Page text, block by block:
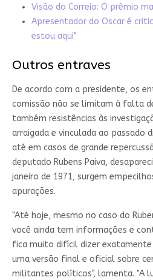
Visão do Correio: O prêmio
Apresentador do Oscar é
estou aqui"
Outros entraves
De acordo com a presidente, os
comissão não se limitam à falta
também resistências às
arraigada e vinculada ao passado
até em casos de grande
deputado Rubens Paiva,
janeiro de 1971, surgem
apurações.
"Até hoje, mesmo no caso do
você ainda tem informações e
fica muito difícil dizer exatamente
uma versão final e oficial sobre
militantes políticos", lamenta. "A